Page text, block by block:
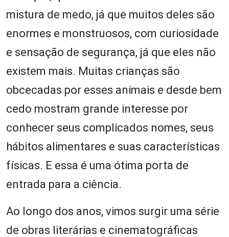
mistura de medo, já que muitos deles são
enormes e monstruosos, com curiosidade
e sensação de segurança, já que eles não
existem mais. Muitas crianças são
obcecadas por esses animais e desde bem
cedo mostram grande interesse por
conhecer seus complicados nomes, seus
hábitos alimentares e suas características
físicas. E essa é uma ótima porta de
entrada para a ciência.
Ao longo dos anos, vimos surgir uma série
de obras literárias e cinematográficas